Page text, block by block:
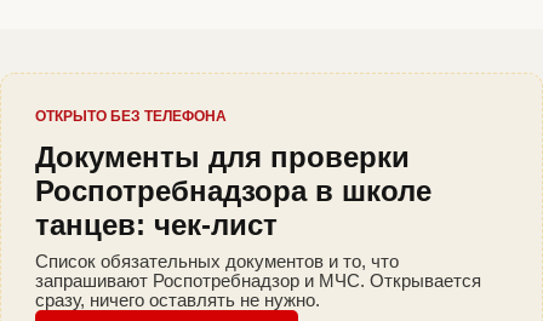
ОТКРЫТО БЕЗ ТЕЛЕФОНА
Документы для проверки
Роспотребнадзора в школе
танцев: чек-лист
Список обязательных документов и то, что
запрашивают Роспотребнадзор и МЧС. Открывается
сразу, ничего оставлять не нужно.